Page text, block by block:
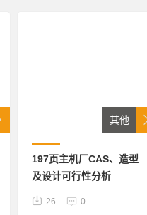
其他
197页主机厂CAS、造型
及设计可行性分析
26 0